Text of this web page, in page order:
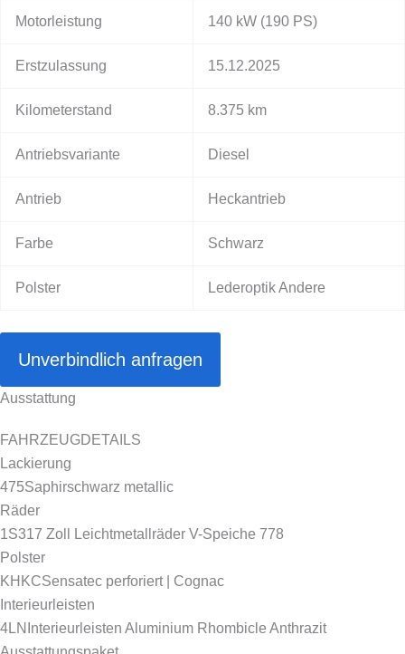
Motorleistung 140 kW (190 PS)
Erstzulassung 15.12.2025
Kilometerstand 8.375 km
Antriebsvariante Diesel
Antrieb Heckantrieb
Farbe Schwarz
Polster Lederoptik Andere
Unverbindlich anfragen
Ausstattung
FAHRZEUGDETAILS
Lackierung
475Saphirschwarz metallic
Räder
1S317 Zoll Leichtmetallräder V-Speiche 778
Polster
KHKCSensatec perforiert | Cognac
Interieurleisten
4LN Interieurleisten Aluminium Rhombicle Anthrazit